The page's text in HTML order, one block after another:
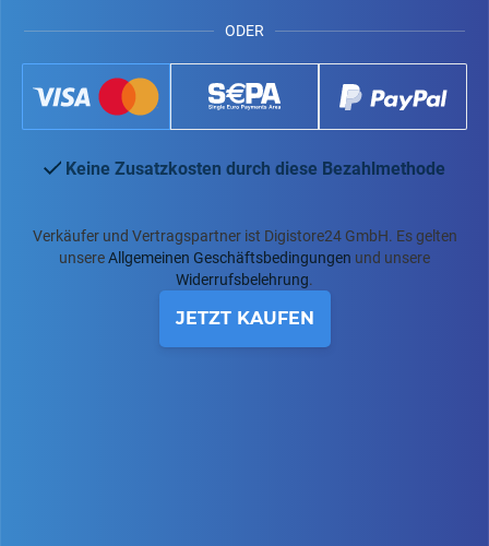
ODER
Keine Zusatzkosten durch diese Bezahlmethode
Verkäufer und Vertragspartner ist Digistore24 GmbH. Es gelten
unsereAllgemeinen Geschäftsbedingungen und unsere
Widerrufsbelehrung.
JETZT KAUFEN